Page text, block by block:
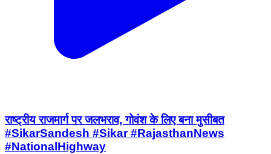
राष्ट्रीय राजमार्ग पर जलभराव, गोवंश के लिए बना मुसीबत
#SikarSandesh #Sikar #RajasthanNews
#NationalHighway